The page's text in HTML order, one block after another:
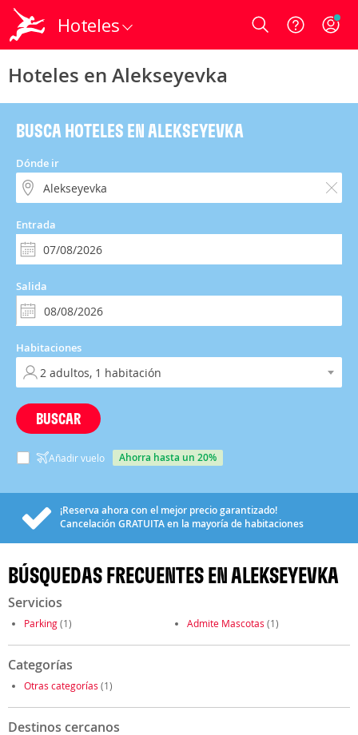
Hoteles Login
Hoteles en Alekseyevka
BUSCA HOTELES EN ALEKSEYEVKA
Dónde ir
Entrada
Salida
Habitaciones
BUSCAR
Añadir vuelo ahorra hasta un 20%
¡Reserva ahora con el mejor precio garantizado!
Cancelación GRATUITAen la mayoría de habitaciones
BÚSQUEDAS FRECUENTES EN ALEKSEYEVKA
Servicios
Parking(1) Admite Mascotas (1)
Categorías
Otras categorías (1)
Destinos cercanos